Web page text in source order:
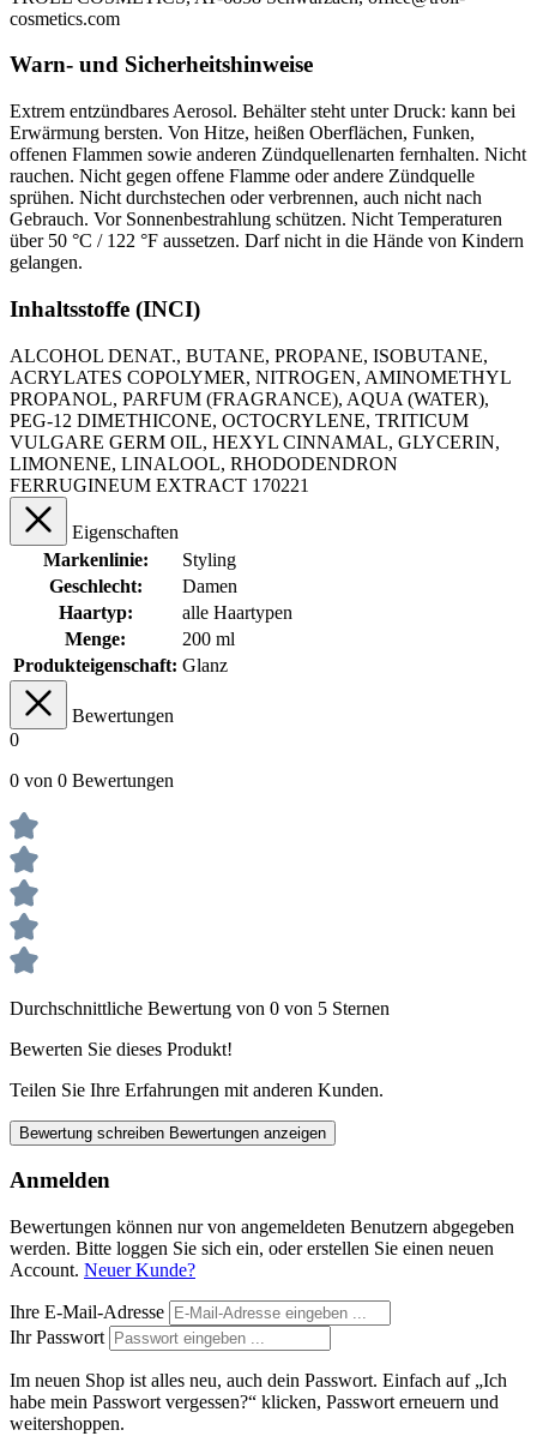
cosmetics.com
Warn- und Sicherheitshinweise
Extrem entzündbares Aerosol. Behälter steht unter Druck: kann bei
Erwärmung bersten. Von Hitze, heißen Oberflächen, Funken,
offenen Flammen sowie anderen Zündquellenarten fernhalten. Nicht
rauchen. Nicht gegen offene Flamme oder andere Zündquelle
sprühen. Nicht durchstechen oder verbrennen, auch nicht nach
Gebrauch. Vor Sonnenbestrahlung schützen. Nicht Temperaturen
über 50 °C / 122 °F aussetzen. Darf nicht in die Hände von Kindern
gelangen.
Inhaltsstoffe (INCI)
ALCOHOL DENAT., BUTANE, PROPANE, ISOBUTANE,
ACRYLATES COPOLYMER, NITROGEN, AMINOMETHYL
PROPANOL, PARFUM (FRAGRANCE), AQUA (WATER),
PEG-12 DIMETHICONE, OCTOCRYLENE, TRITICUM
VULGARE GERM OIL, HEXYL CINNAMAL, GLYCERIN,
LIMONENE, LINALOOL, RHODODENDRON
FERRUGINEUM EXTRACT 170221
Eigenschaften
Markenlinie:
Styling
Geschlecht:
Damen
Haartyp:
alle Haartypen
Menge:
200 ml
Produkteigenschaft: Glanz
Bewertungen
0
0 von 0 Bewertungen
Durchschnittliche Bewertung von 0 von 5 Sternen
Bewerten Sie dieses Produkt!
Teilen Sie Ihre Erfahrungen mit anderen Kunden.
Bewertung schreiben Bewertungen anzeigen
Anmelden
Bewertungen können nur von angemeldeten Benutzern abgegeben
werden. Bitte loggen Sie sich ein, oder erstellen Sie einen neuen
Account. Neuer Kunde?
Ihre E-Mail-Adresse
Ihr Passwort
Im neuen Shop ist alles neu, auch dein Passwort. Einfach auf „Ich
habe mein Passwort vergessen?“ klicken, Passwort erneuern und
weitershoppen.